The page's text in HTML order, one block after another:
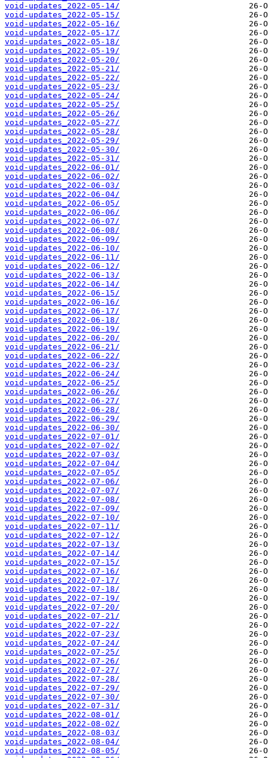
void-updates_2022-05-14/
void-updates_2022-05-15/
void-updates_2022-05-16/
void-updates_2022-05-17/
void-updates_2022-05-18/
void-updates_2022-05-19/
void-updates_2022-05-20/
void-updates_2022-05-21/
void-updates_2022-05-22/
void-updates_2022-05-23/
void-updates_2022-05-24/
void-updates_2022-05-25/
void-updates_2022-05-26/
void-updates_2022-05-27/
void-updates_2022-05-28/
void-updates_2022-05-29/
void-updates_2022-05-30/
void-updates_2022-05-31/
void-updates_2022-06-01/
void-updates_2022-06-02/
void-updates_2022-06-03/
void-updates_2022-06-04/
void-updates_2022-06-05/
void-updates_2022-06-06/
void-updates_2022-06-07/
void-updates_2022-06-08/
void-updates_2022-06-09/
void-updates_2022-06-10/
void-updates_2022-06-11/
void-updates_2022-06-12/
void-updates_2022-06-13/
void-updates_2022-06-14/
void-updates_2022-06-15/
void-updates_2022-06-16/
void-updates_2022-06-17/
void-updates_2022-06-18/
void-updates_2022-06-19/
void-updates_2022-06-20/
void-updates_2022-06-21/
void-updates_2022-06-22/
void-updates_2022-06-23/
void-updates_2022-06-24/
void-updates_2022-06-25/
void-updates_2022-06-26/
void-updates_2022-06-27/
void-updates_2022-06-28/
void-updates_2022-06-29/
void-updates_2022-06-30/
void-updates_2022-07-01/
void-updates_2022-07-02/
void-updates_2022-07-03/
void-updates_2022-07-04/
void-updates_2022-07-05/
void-updates_2022-07-06/
void-updates_2022-07-07/
void-updates_2022-07-08/
void-updates_2022-07-09/
void-updates_2022-07-10/
void-updates_2022-07-11/
void-updates_2022-07-12/
void-updates_2022-07-13/
void-updates_2022-07-14/
void-updates_2022-07-15/
void-updates_2022-07-16/
void-updates_2022-07-17/
void-updates_2022-07-18/
void-updates_2022-07-19/
void-updates_2022-07-20/
void-updates_2022-07-21/
void-updates_2022-07-22/
void-updates_2022-07-23/
void-updates_2022-07-24/
void-updates_2022-07-25/
void-updates_2022-07-26/
void-updates_2022-07-27/
void-updates_2022-07-28/
void-updates_2022-07-29/
void-updates_2022-07-30/
void-updates_2022-07-31/
void-updates_2022-08-01/
void-updates_2022-08-02/
void-updates_2022-08-03/
void-updates_2022-08-04/
void-updates_2022-08-05/